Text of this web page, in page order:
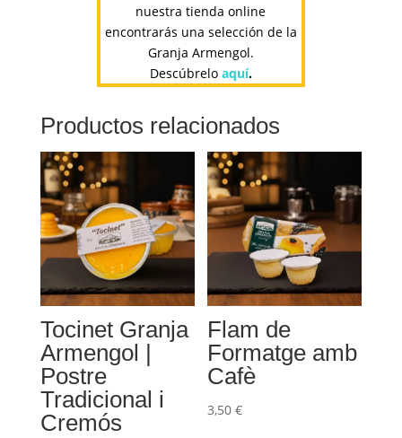
nuestra tienda online
encontrarás una selección de la
Granja Armengol.
Descúbrelo aquí.
Productos relacionados
Tocinet Granja
Armengol |
Postre
Tradicional i
Cremós
Flam de
Formatge amb
Cafè
3,50€